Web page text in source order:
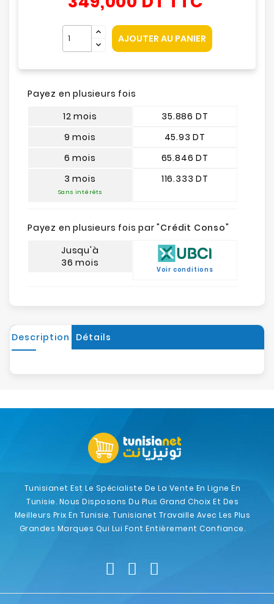
AJOUTER AU PANIER
Payez en plusieurs fois
12 mois
9 mois
6 mois
3 mois
Sans intérêts
35.886 DT
45.93 DT
65.846 DT
116.333 DT
Payez en plusieurs fois par "Crédit Conso"
Jusqu'à
36 mois
Voir conditions
Description Détails
Tunisianet Est Le Spécialiste De La Vente En Ligne En
Tunisie. Nous Disposons Du Plus Grand Choix Et Des
Meilleurs Prix En Tunisie. Tunisianet Travaille Avec Les Plus
Grandes Marques Qui Lui Font Entièrement Confiance.